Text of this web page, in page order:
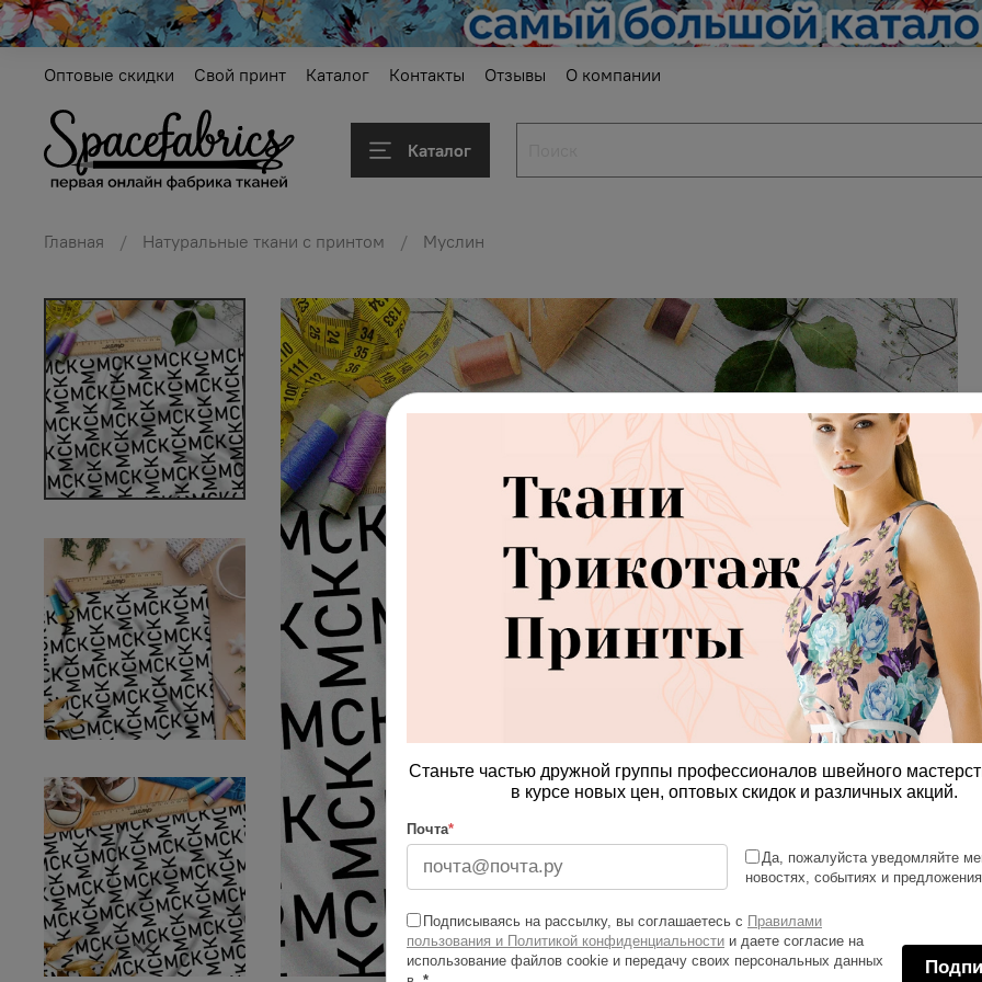
Оптовые скидки Свой принт Каталог Контакты Отзывы О компании
Каталог
Главная Натуральные ткани с принтом Муслин
Станьте частью дружной группы профессионалов швейного
в курсе новых цен, оптовых скидок и различных акций.
Почта*
Да, пожалуйста уведомляйте
новостях, событиях и
Подписываясь на рассылку, вы соглашаетесь с Правилами
пользования и Политикой конфиденциальности и даете согласие на
использование файлов cookie и передачу своих персональных данных